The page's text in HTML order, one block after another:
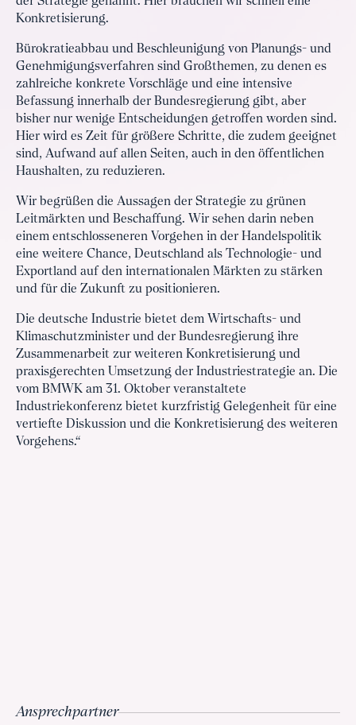
Konkretisierung.
Bürokratieabbau und Beschleunigung von Planungs- und
Genehmigungsverfahren sind Großthemen, zu denen es
zahlreiche konkrete Vorschläge und eine intensive
Befassung innerhalb der Bundesregierung gibt, aber
bisher nur wenige Entscheidungen getroffen worden sind.
Hier wird es Zeit für größere Schritte, die zudem geeignet
sind, Aufwand auf allen Seiten, auch in den öffentlichen
Haushalten, zu reduzieren.
Wir begrüßen die Aussagen der Strategie zu grünen
Leitmärkten und Beschaffung. Wir sehen darin neben
einem entschlosseneren Vorgehen in der Handelspolitik
eine weitere Chance, Deutschland als Technologie- und
Exportland auf den internationalen Märkten zu stärken
und für die Zukunft zu positionieren.
Die deutsche Industrie bietet dem Wirtschafts- und
Klimaschutzminister und der Bundesregierung ihre
Zusammenarbeit zur weiteren Konkretisierung und
praxisgerechten Umsetzung der Industriestrategie an. Die
vom BMWK am 31. Oktober veranstaltete
Industriekonferenz bietet kurzfristig Gelegenheit für eine
vertiefte Diskussion und die Konkretisierung des weiteren
Vorgehens.“
Ansprechpartner